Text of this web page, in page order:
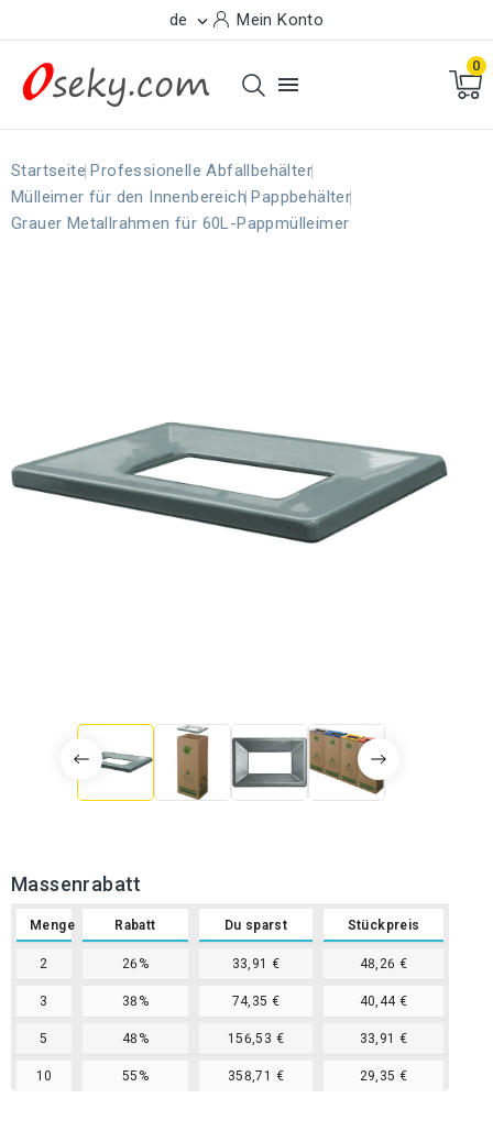
de  Mein Konto

0
Startseite Professionelle Abfallbehälter
Mülleimer für den Innenbereich Pappbehälter
Grauer Metallrahmen für 60L-Pappmülleimer
Massenrabatt
Menge Rabatt Du sparst Stückpreis
2 26% 33,91 € 48,26 €
3 38% 74,35 € 40,44 €
5 48% 156,53 € 33,91 €
10 55% 358,71 € 29,35 €